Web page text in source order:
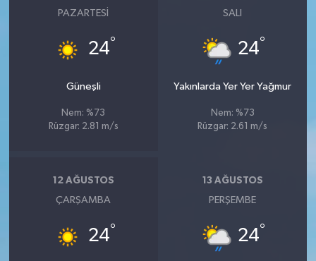
PAZARTESI
24°
Güneşli
Nem: %73
Rüzgar: 2.81 m/s
SALI
24°
Yakınlarda Yer Yer Yağmur
Nem: %73
Rüzgar: 2.61 m/s
12 AĞUSTOS
ÇARŞAMBA
24°
13 AĞUSTOS
PERŞEMBE
24°